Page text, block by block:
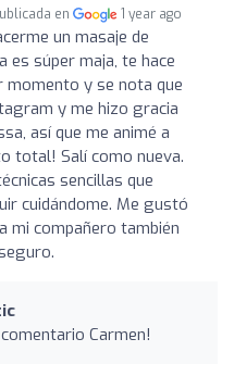
en 1 year ago
un masaje de
es súper maja, te hace
momento y se nota que
y me hizo gracia
así que me animé a
total! Salí como nueva.
sencillas que
cuidándome. Me gustó
mi compañero también
Carmen!